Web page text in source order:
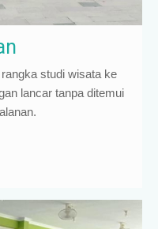
studi wisata ke
lancar tanpa ditemui